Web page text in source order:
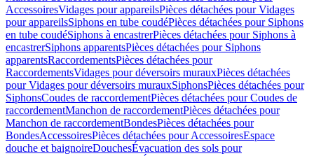
AccessoiresVidages pour appareilsPièces détachées pour Vidages
pour appareilsSiphons en tube coudéPièces détachées pour Siphons
en tube coudéSiphons à encastrerPièces détachées pour Siphons à
encastrerSiphons apparentsPièces détachées pour Siphons
apparentsRaccordementsPièces détachées pour
RaccordementsVidages pour déversoirs murauxPièces détachées
pour Vidages pour déversoirs murauxSiphonsPièces détachées pour
SiphonsCoudes de raccordementPièces détachées pour Coudes de
raccordementManchon de raccordementPièces détachées pour
Manchon de raccordementBondesPièces détachées pour
BondesAccessoiresPièces détachées pour AccessoiresEspace
douche et baignoireDouchesÉvacuation des sols pour